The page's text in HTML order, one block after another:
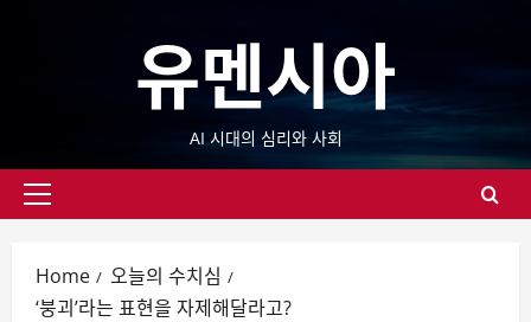
유멘시아
AI 시대의 심리와 사회
Primary
Home
오늘의 수치심
‘붕괴’라는 표현을 자제해달라고?